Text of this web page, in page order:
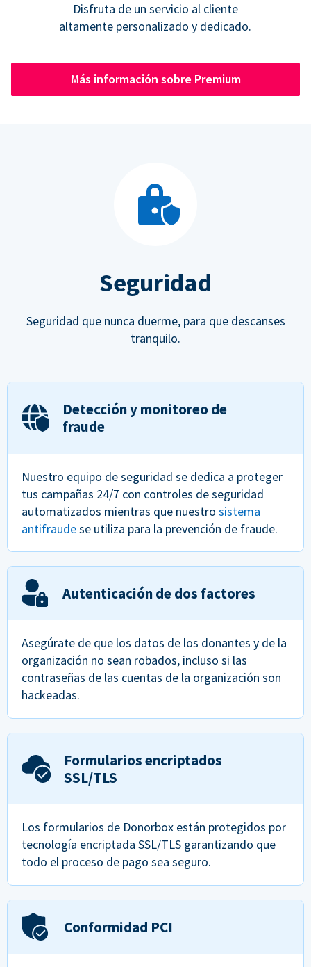
Disfruta de un servicio al cliente
altamente personalizado y dedicado.
Más información sobre Premium
Seguridad
Seguridad que nunca duerme, para que descanses
tranquilo.
Detección y monitoreo de
fraude
Nuestro equipo de seguridad se dedica a proteger
tus campañas 24/7 con controles de seguridad
automatizados mientras que nuestro sistema
antifraudese utiliza para la prevención de fraude.
Autenticación de dos factores
Asegúrate de que los datos de los donantes y de la
organización no sean robados, incluso si las
contraseñas de las cuentas de la organización son
hackeadas.
Formularios encriptados
SSL/TLS
Los formularios de Donorbox están protegidos por
tecnología encriptada SSL/TLS garantizando que
todo el proceso de pago sea seguro.
Conformidad PCI